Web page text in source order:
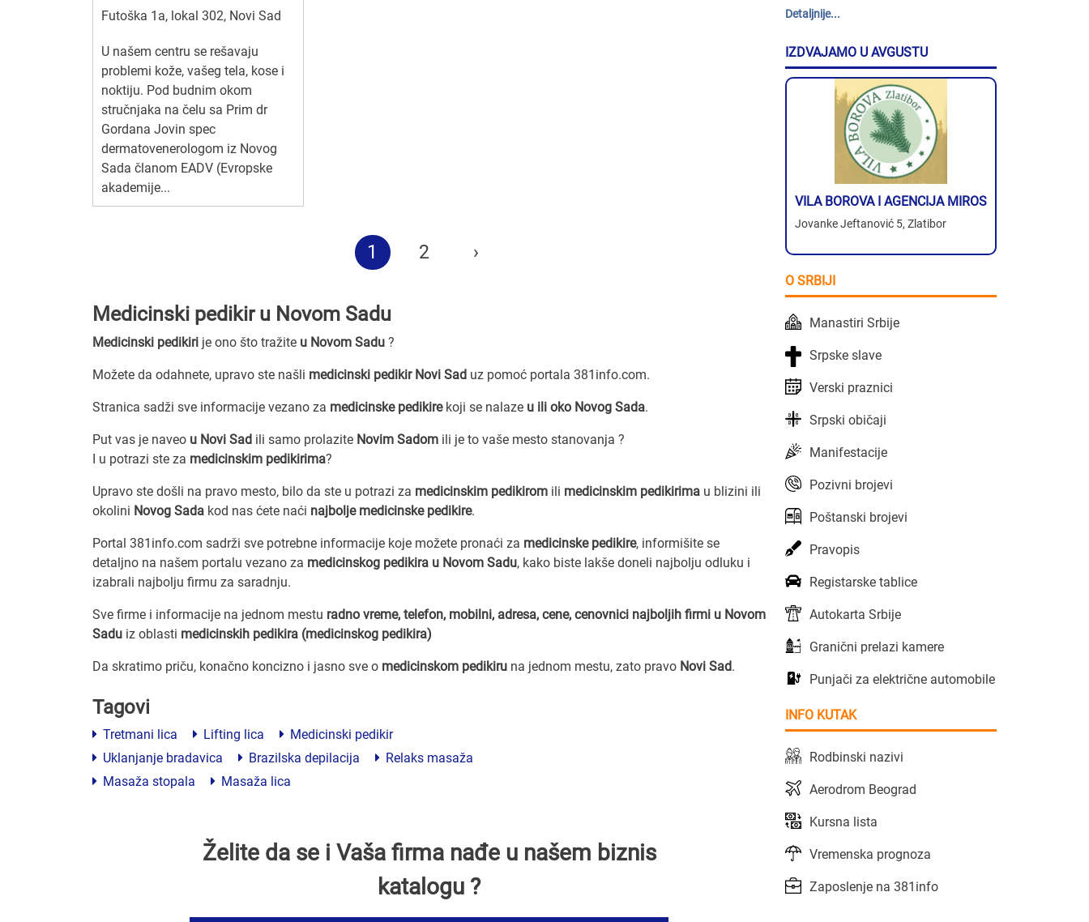
Futoška 1a, lokal 302, Novi Sad
U našem centru se rešavaju
problemi kože, vašeg tela, kose i
noktiju. Pod budnim okom
stručnjaka na čelu sa Prim dr
Gordana Jovin spec
dermatovenerologom iz Novog
Sada članom EADV (Evropske
akademije...
1 2 ›
Medicinski pedikir u Novom Sadu
Medicinski pedikiri je ono što tražite u Novom Sadu ?
Možete da odahnete, upravo ste našli medicinski pedikir Novi Sad uz pomoć portala 381info.com.
Stranica sadži sve informacije vezano za medicinske pedikirekoji se nalaze u ili oko Novog Sada.
Put vas je naveo u Novi Sad ili samo prolazite Novim Sadom ili je to vaše mesto stanovanja ?
I u potrazi ste za medicinskim pedikirima?
Upravo ste došli na pravo mesto, bilo da ste u potrazi za medicinskim pedikirom ili medicinskim pedikirima u blizini ili
okolini Novog Sada kod nas ćete naći najbolje medicinske pedikire.
Portal 381info.com sadrži sve potrebne informacije koje možete pronaći za medicinske pedikire, informišite se
detaljno na našem portalu vezano za medicinskog pedikira u Novom Sadu, kako biste lakše doneli najbolju odluku i
izabrali najbolju firmu za saradnju.
Sve firme i informacije na jednom mestu radno vreme, telefon, mobilni, adresa, cene, cenovnici najboljih firmi u Novom
Sadu iz oblasti medicinskih pedikira (medicinskog pedikira)
Da skratimo priču, konačno koncizno i jasno sve o medicinskom pedikiru na jednom mestu, zato pravo Novi Sad.
Tagovi
Tretmani lica Lifting lica
Medicinski pedikir
Uklanjanje bradavica
Brazilska depilacija
Relaks masaža
Masaža stopala
Masaža lica
Želite da se i Vaša firma nađe u našem biznis
katalogu ?
Detaljnije...
IZDVAJAMO U AVGUSTU
VILA BOROVA I AGENCIJA MIROS
Jovanke Jeftanović 5, Zlatibor
O SRBIJI
Manastiri Srbije
Srpske slave
Verski praznici
Srpski običaji
Manifestacije
Pozivni brojevi
Poštanski brojevi
Pravopis
Registarske tablice
Autokarta Srbije
Granični prelazi kamere
Punjači za električne automobile
INFO KUTAK
Rodbinski nazivi
Aerodrom Beograd
Kursna lista
Vremenska prognoza
Zaposlenje na 381info